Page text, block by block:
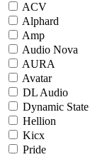
ACV
Alphard
Amp
Audio Nova
AURA
Avatar
DL Audio
Dynamic State
Hellion
Kicx
Pride